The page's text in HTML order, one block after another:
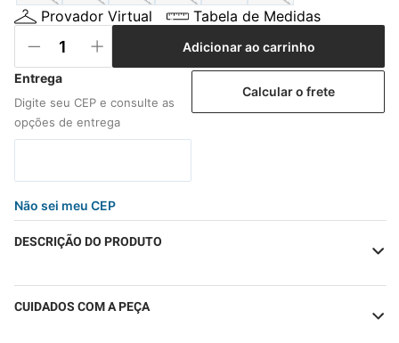
Provador Virtual Tabela de Medidas
Adicionar ao carrinho
Não sei meu CEP
Calcular o frete
DESCRIÇÃO DO PRODUTO
CUIDADOS COM A PEÇA